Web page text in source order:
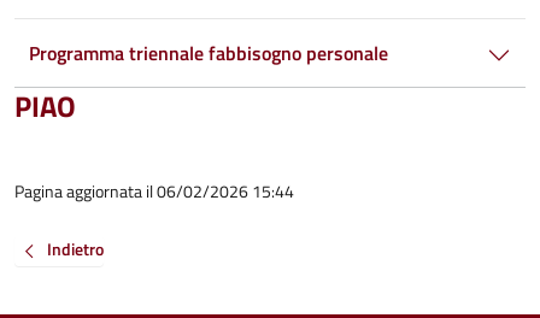
Programma triennale fabbisogno personale
PIAO
Pagina aggiornata il 06/02/2026 15:44
Indietro